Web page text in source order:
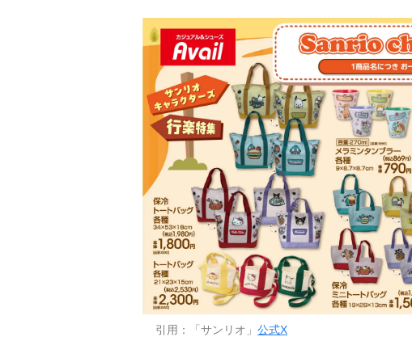
引用：「サンリオ」 公式X